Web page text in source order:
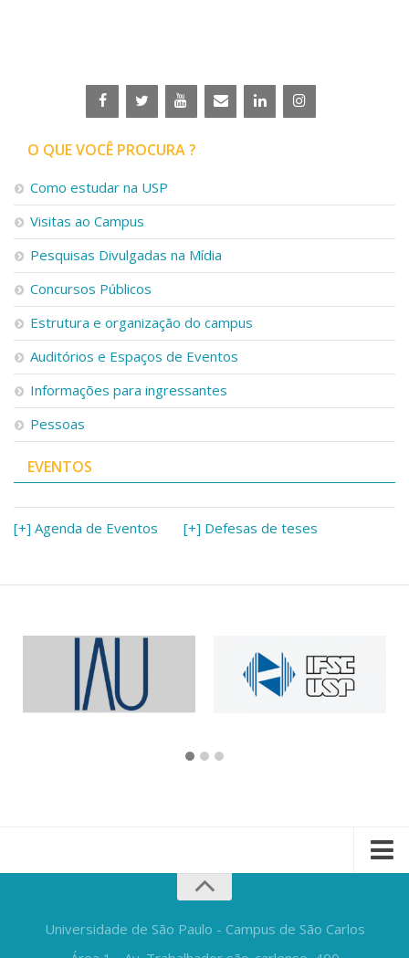
Projetos, Programas e Cursos
Artes, Cultura e Esportes
Museus e Espaços Interativos
Serviços
Apoio ao Estudante
Segurança, Trânsito e Prevenção
RH, Administrativo e Financeiro
Outros serviços
Comunicação
Assessorias e Mídias
Aplicativos e Sites
Jornal da USP
Agenda de Eventos
Defesa de Teses
O QUE VOCÊ PROCURA ?
Como estudar na USP
Visitas ao Campus
Pesquisas Divulgadas na Mídia
Concursos Públicos
Estrutura e organização do campus
Auditórios e Espaços de Eventos
Informações para ingressantes
Pessoas
EVENTOS
[+] Agenda de Eventos [+] Defesas de teses
Universidade de São Paulo - Campus de São Carlos